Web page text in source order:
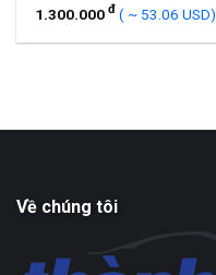
1.300.000 đ ( ~ 53.06 USD)
Về chúng tôi